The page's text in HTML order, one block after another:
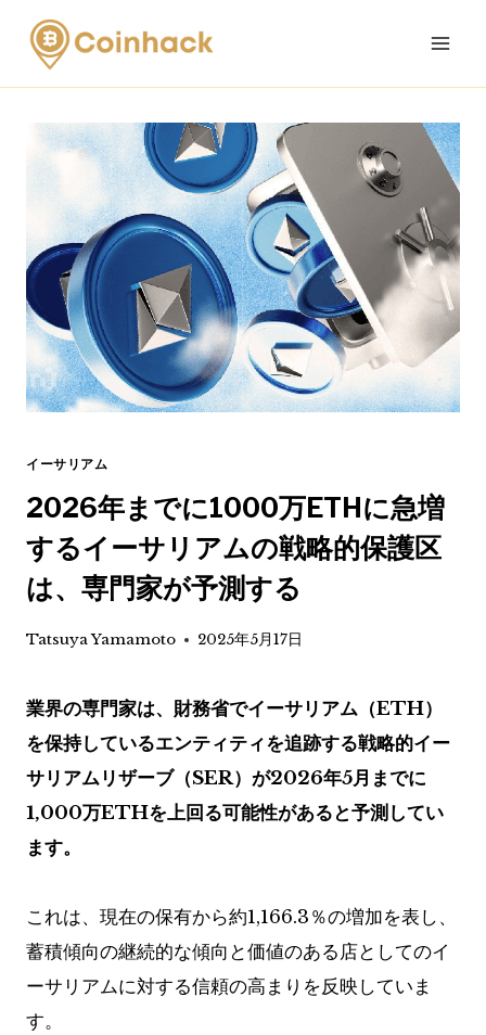
Skip
content
イーサリアム
2026年までに1000万ETHに急増
するイーサリアムの戦略的保護区
は、専門家が予測する
Tatsuya Yamamoto 2025年5月17日
業界の専門家は、財務省でイーサリアム（ETH）
を保持しているエンティティを追跡する戦略的イー
サリアムリザーブ（SER）が2026年5月までに
1,000万ETHを上回る可能性があると予測してい
ます。
これは、現在の保有から約1,166.3％の増加を表し、
蓄積傾向の継続的な傾向と価値のある店としてのイ
ーサリアムに対する信頼の高まりを反映していま
す。